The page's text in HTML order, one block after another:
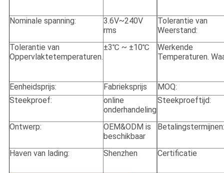
Nominale spanning:
3.6V~240V
rms
Tolerantie van
Weerstand:
Tolerantie van
Oppervlaktetemperaturen.
±3℃ ~ ±10℃
Werkende
Temperaturen.
Eenheidsprijs: Fabrieksprijs
MOQ:
Steekproef:
online
onderhandeling
Steekproeftijd:
Ontwerp:
OEM&ODM is
beschikbaar
Betalingstermijnen:
Haven van lading: Shenzhen Certificatie